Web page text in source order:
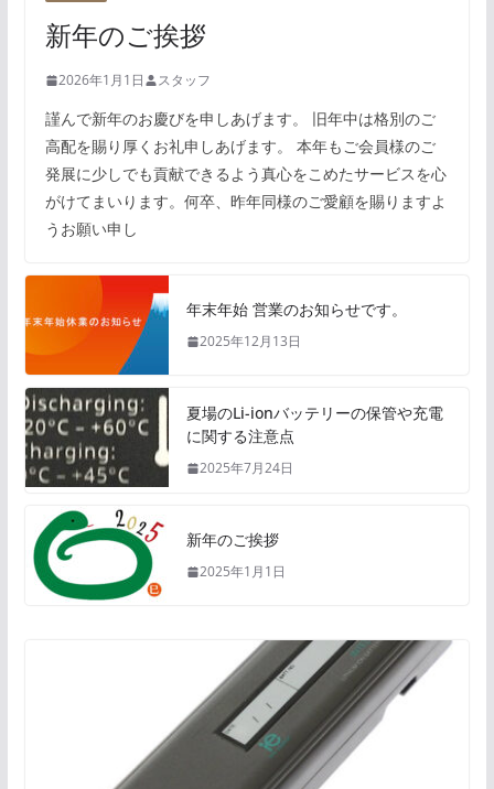
新年のご挨拶
2026年1月1日 スタッフ
謹んで新年のお慶びを申しあげます。 旧年中は格別のご
高配を賜り厚くお礼申しあげます。 本年もご会員様のご
発展に少しでも貢献できるよう真心をこめたサービスを心
がけてまいります。何卒、昨年同様のご愛顧を賜りますよ
うお願い申し
年末年始 営業のお知らせです。
2025年12月13日
夏場のLi-ionバッテリーの保管や充電
に関する注意点
2025年7月24日
新年のご挨拶
2025年1月1日